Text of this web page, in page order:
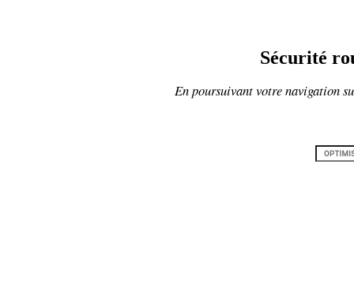
Sécurité
En poursuivant votre navigation